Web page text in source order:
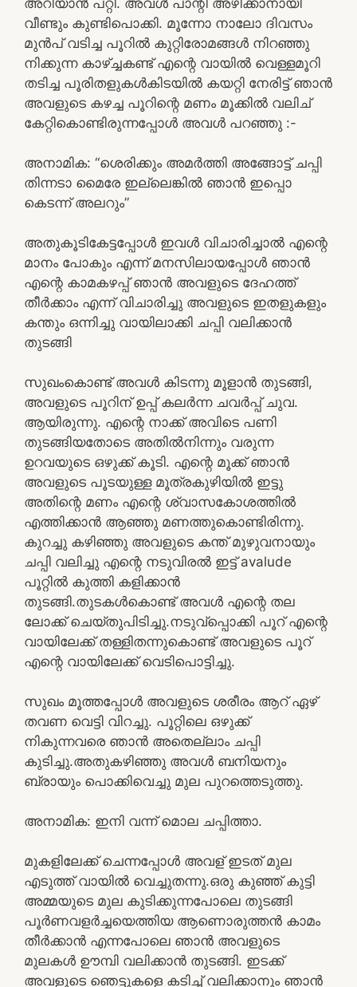
വീണ്ടും കുണ്ടിപൊക്കി. മൂന്നോ നാലോ ദിവസം
മുൻപ് വടിച്ച പൂറിൽ കുറ്റിരോമങ്ങൾ നിറഞ്ഞു
നിക്കുന്ന കാഴ്ച്ചകണ്ട് എന്റെ വായിൽ വെള്ളമൂറി
തടിച്ച പൂരിതളുകൾകിടയിൽ കയറ്റി നേരിട്ട് ഞാൻ
അവളുടെ കഴച്ച പൂറിന്റെ മണം മൂക്കിൽ വലിച്
കേറ്റികൊണ്ടിരുന്നപ്പോൾ അവൾ പറഞ്ഞു :-
അനാമിക: “ശെരിക്കും അമർത്തി അങ്ങോട്ട് ചപ്പി
തിന്നടാ മൈരേ ഇല്ലെങ്കിൽ ഞാൻ ഇപ്പൊ
കെടന്ന് അലറും”
അതുകൂടികേട്ടപ്പോൾ ഇവൾ വിചാരിച്ചാൽ എന്റെ
മാനം പോകും എന്ന് മനസിലായപ്പോൾ ഞാൻ
എന്റെ കാമകഴപ്പ് ഞാൻ അവളുടെ ദേഹത്ത്
തീർക്കാം എന്ന് വിചാരിച്ചു അവളുടെ ഇതളുകളും
കന്തും ഒന്നിച്ചു വായിലാക്കി ചപ്പി വലിക്കാൻ
തുടങ്ങി
സുഖംകൊണ്ട് അവൾ കിടന്നു മൂളാൻ തുടങ്ങി,
അവളുടെ പൂറിന് ഉപ്പ് കലർന്ന ചവർപ്പ് ചുവ.
ആയിരുന്നു. എന്റെ നാക്ക് അവിടെ പണി
തുടങ്ങിയതോടെ അതിൽനിന്നും വരുന്ന
ഉറവയുടെ ഒഴുക്ക് കൂടി. എന്റെ മൂക്ക് ഞാൻ
അവളുടെ പൂടയുള്ള മൂത്രകുഴിയിൽ ഇട്ടു
അതിന്റെ മണം എന്റെ ശ്വാസകോശത്തിൽ
എത്തിക്കാൻ ആഞ്ഞു മണത്തുകൊണ്ടിരിന്നു.
കുറച്ചു കഴിഞ്ഞു അവളുടെ കന്ത് മുഴുവനായും
ചപ്പി വലിച്ചു എന്റെ നടുവിരൽ ഇട്ട് avalude
പൂറ്റിൽ കുത്തി കളിക്കാൻ
തുടങ്ങി.തുടകൾകൊണ്ട് അവൾ എന്റെ തല
ലോക്ക് ചെയ്തുപിടിച്ചു.നടുവ്പ്പൊക്കി പൂറ് എന്റെ
വായിലേക്ക് തള്ളിതന്നുകൊണ്ട് അവളുടെ പൂറ്
എന്റെ വായിലേക്ക് വെടിപൊട്ടിച്ചു.
സുഖം മൂത്തപ്പോൾ അവളുടെ ശരീരം ആറ് ഏഴ്
തവണ വെട്ടി വിറച്ചു. പൂറ്റിലെ ഒഴുക്ക്
നികുന്നവരെ ഞാൻ അതെല്ലാം ചപ്പി
കുടിച്ചു.അതുകഴിഞ്ഞു അവൾ ബനിയനും
ബ്രായും പൊക്കിവെച്ചു മുല പുറത്തെടുത്തു.
അനാമിക: ഇനി വന്ന് മൊല ചപ്പിത്താ.
മുകളിലേക്ക് ചെന്നപ്പോൾ അവള് ഇടത് മുല
എടുത്ത് വായിൽ വെച്ചുതന്നു.ഒരു കുഞ്ഞ് കുട്ടി
അമ്മയുടെ മുല കുടിക്കുന്നപോലെ തുടങ്ങി
പൂർണവളർച്ചയെത്തിയ ആണൊരുത്തൻ കാമം
തീർക്കാൻ എന്നപോലെ ഞാൻ അവളുടെ
മുലകൾ ഊമ്പി വലിക്കാൻ തുടങ്ങി. ഇടക്ക്
അവളുടെ ഞെട്ടുകളെ കടിച്ച് വലിക്കാനും ഞാൻ